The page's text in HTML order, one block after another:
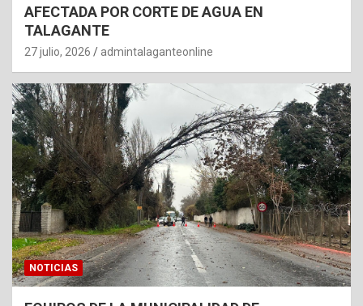
AFECTADA POR CORTE DE AGUA EN
TALAGANTE
27 julio, 2026 admintalaganteonline
NOTICIAS